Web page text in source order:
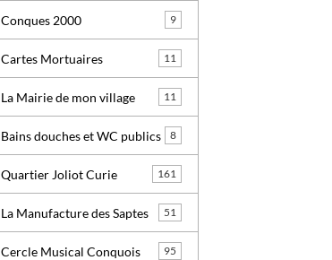
Conques 2000 9
Cartes Mortuaires 11
La Mairie de mon village 11
Bains douches et WC publics 8
Quartier Joliot Curie 161
La Manufacture des Saptes 51
Cercle Musical Conquois 95